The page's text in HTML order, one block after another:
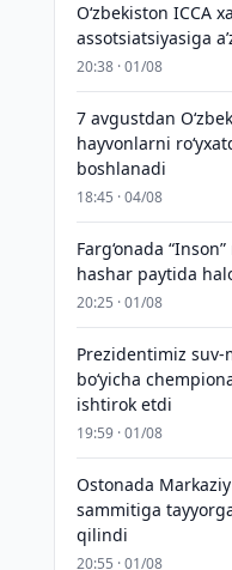
O‘zbekiston ICCA
assotsiatsiyasiga
20:38 · 01/08
7 avgustdan
hayvonlarni
boshlanadi
18:45 · 04/08
Farg‘onada
hashar paytida
20:25 · 01/08
Prezidentimiz
bo‘yicha
ishtirok etdi
19:59 · 01/08
Ostonada
sammitiga
qilindi
20:55 · 01/08